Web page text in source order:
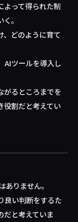
よって得られた制
。
、どのように育て
AIツールを導入し
がるところまでを
役割だと考えてい
りません。
良い判断をするた
だと考えていま